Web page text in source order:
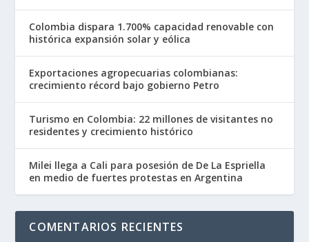
Colombia dispara 1.700% capacidad renovable con
histórica expansión solar y eólica
Exportaciones agropecuarias colombianas:
crecimiento récord bajo gobierno Petro
Turismo en Colombia: 22 millones de visitantes no
residentes y crecimiento histórico
Milei llega a Cali para posesión de De La Espriella
en medio de fuertes protestas en Argentina
COMENTARIOS RECIENTES